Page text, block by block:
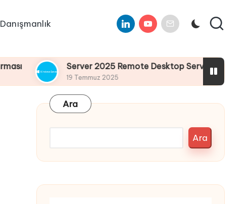
Danışmanlık LinkedinYoutube
E-
Mail
Server 2025 Remote Desktop Services Bölüm3 :
19 Temmuz 2025
Ara
Ara